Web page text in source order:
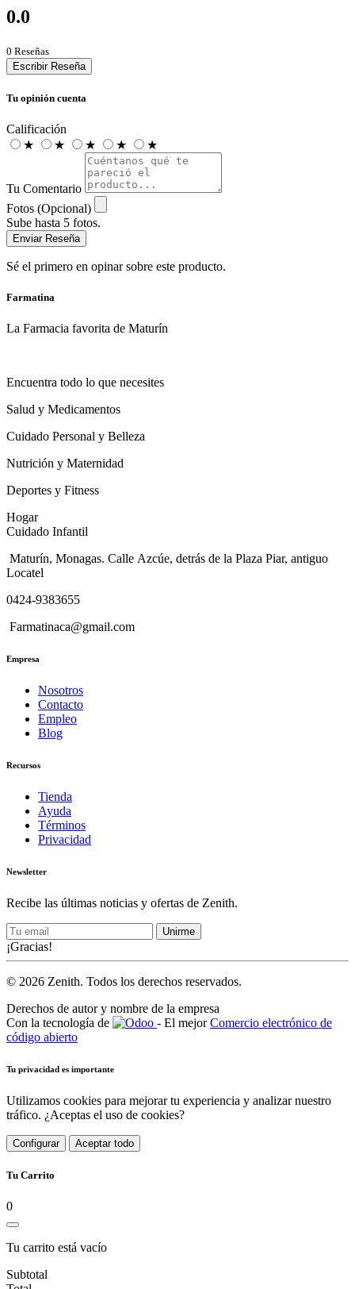
0.0
0 Reseñas
Escribir Reseña
Tu opinión cuenta
Calificación
★
★ ★ ★ ★
Tu Comentario
Fotos (Opcional)
Sube hasta 5 fotos.
Enviar Reseña
Sé el primero en opinar sobre este producto.
Farmatina
La Farmacia favorita de Maturín
Encuentra todo lo que necesites
Salud y Medicamentos
Cuidado Personal y Belleza
Nutrición y Maternidad
Deportes y Fitness
Hogar
Cuidado Infantil
Maturín, Monagas. Calle Azcúe, detrás de la Plaza Piar, antiguo
Locatel
0424-9383655
Farmatinaca@gmail.com
Empresa
Nosotros
Contacto
Empleo
Blog
Recursos
Tienda
Ayuda
Términos
Privacidad
Newsletter
Recibe las últimas noticias y ofertas de Zenith.
Unirme
¡Gracias!
© 2026 Zenith. Todos los derechos reservados.
Derechos de autor y nombre de la empresa
Con la tecnología de
- El mejorComercio electrónico de
código abierto
Tu privacidad es importante
Utilizamos cookies para mejorar tu experiencia y analizar nuestro
tráfico. ¿Aceptas el uso de cookies?
Configurar Aceptar todo
Tu Carrito
0
Tu carrito está vacío
Subtotal